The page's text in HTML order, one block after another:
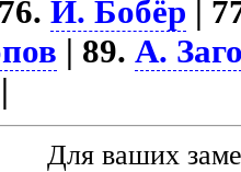
И. Бобёр |
| 89.А.
|
Для ваших